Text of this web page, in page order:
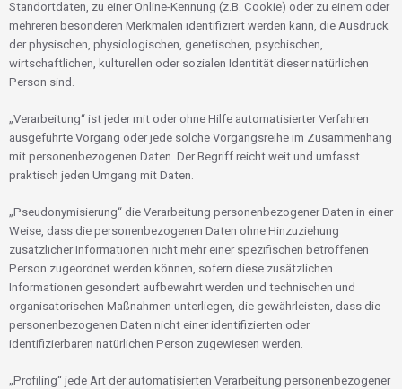
Standortdaten, zu einer Online-Kennung (z.B. Cookie) oder zu einem oder
mehreren besonderen Merkmalen identifiziert werden kann, die Ausdruck
der physischen, physiologischen, genetischen, psychischen,
wirtschaftlichen, kulturellen oder sozialen Identität dieser natürlichen
Person sind.
„Verarbeitung“ ist jeder mit oder ohne Hilfe automatisierter Verfahren
ausgeführte Vorgang oder jede solche Vorgangsreihe im Zusammenhang
mit personenbezogenen Daten. Der Begriff reicht weit und umfasst
praktisch jeden Umgang mit Daten.
„Pseudonymisierung“ die Verarbeitung personenbezogener Daten in einer
Weise, dass die personenbezogenen Daten ohne Hinzuziehung
zusätzlicher Informationen nicht mehr einer spezifischen betroffenen
Person zugeordnet werden können, sofern diese zusätzlichen
Informationen gesondert aufbewahrt werden und technischen und
organisatorischen Maßnahmen unterliegen, die gewährleisten, dass die
personenbezogenen Daten nicht einer identifizierten oder
identifizierbaren natürlichen Person zugewiesen werden.
„Profiling“ jede Art der automatisierten Verarbeitung personenbezogener